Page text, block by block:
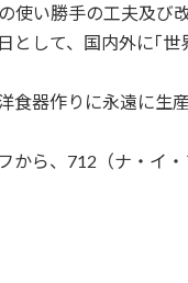
使い勝手の工夫及び
として、国内外に｢
食器作りに永遠に生
ら、712（ナ・イ